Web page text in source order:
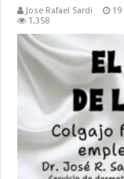
Jose Rafael Sardi
1,358